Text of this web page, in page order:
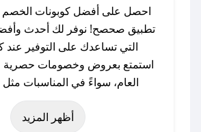
احصل على أفضل كوبونات الخصم
تطبيق صحصح! نوفر لك أحدث
التي تساعدك على التوفير
استمتع بعروض وخصومات حصرية
العام، سواءً في المناسبات
الأضحى، الجمعة البيضاء (شهر
اليوم الوطني، يوم التأسيس، أو
أظهر المزيد